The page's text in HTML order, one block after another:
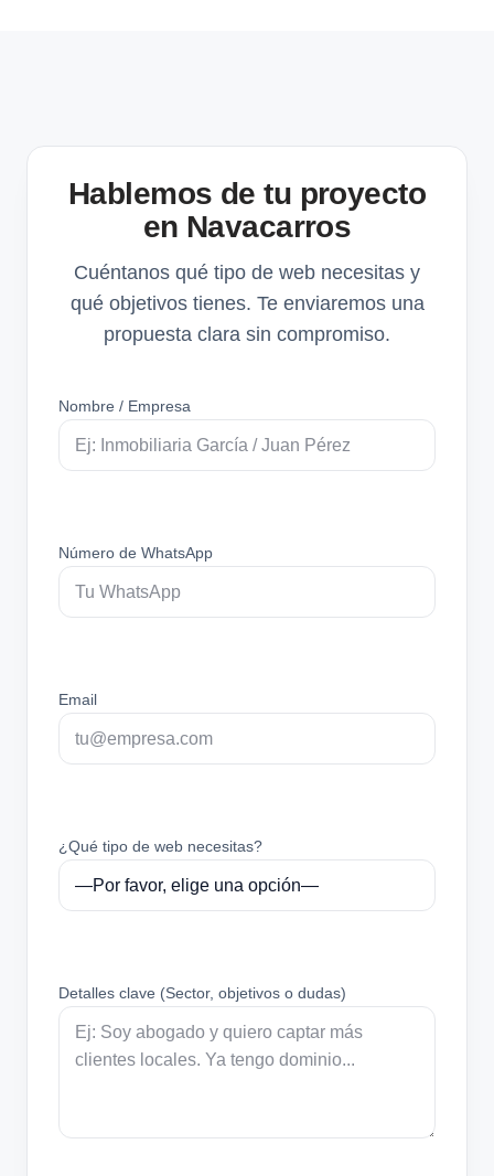
Hablemos de tu proyecto
en Navacarros
Cuéntanos qué tipo de web necesitas y
qué objetivos tienes. Te enviaremos una
propuesta clara sin compromiso.
Nombre / Empresa
Número de WhatsApp
Email
¿Qué tipo de web necesitas?
Detalles clave (Sector, objetivos o dudas)